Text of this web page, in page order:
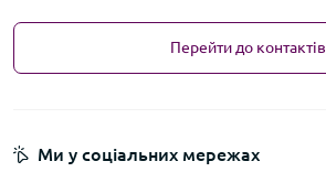
Перейти до контактів
Ми у соціальних мережах